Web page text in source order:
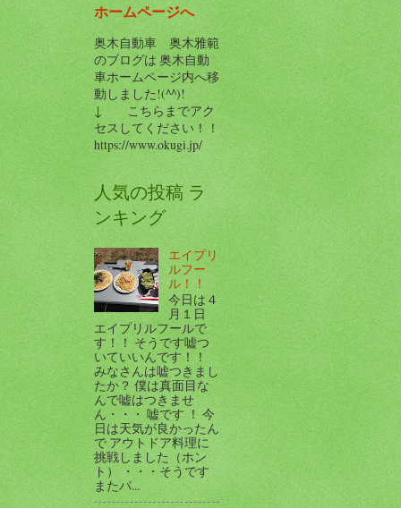
ホームページへ
奥木自動車 奥木雅範
のブログは 奥木自動
車ホームページ内へ移
動しました!(^^)!
↓ こちらまでアク
セスしてください！！
https://www.okugi.jp/
人気の投稿 ラ
ンキング
エイプリ
ルフー
ル！！
今日は４
月１日
エイプリルフールで
す！！ そうです嘘つ
いていいんです！！
みなさんは嘘つきまし
たか？ 僕は真面目な
んで嘘はつきませ
ん・・・ 嘘です ！ 今
日は天気が良かったん
で アウトドア料理に
挑戦しました（ホン
ト） ・・・そうです
またパ...